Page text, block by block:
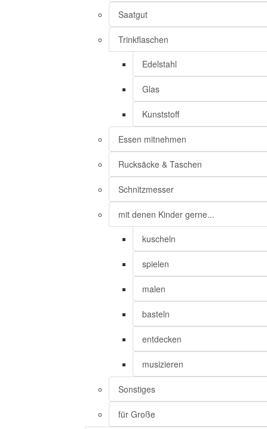
Saatgut
Trinkflaschen
Edelstahl
Glas
Kunststoff
Essen mitnehmen
Rucksäcke & Taschen
Schnitzmesser
mit denen Kinder gerne...
kuscheln
spielen
malen
basteln
entdecken
musizieren
Sonstiges
für Große